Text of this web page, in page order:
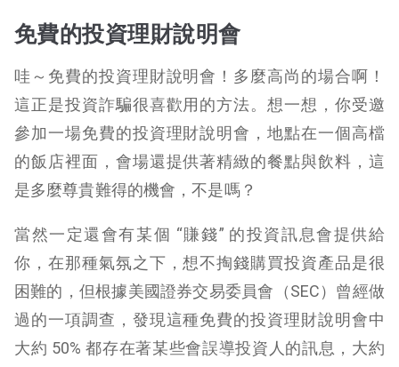
免費的投資理財說明會
哇～免費的投資理財說明會！多麼高尚的場合啊！
這正是投資詐騙很喜歡用的方法。想一想，你受邀
參加一場免費的投資理財說明會，地點在一個高檔
的飯店裡面，會場還提供著精緻的餐點與飲料，這
是多麼尊貴難得的機會，不是嗎？
當然一定還會有某個 “賺錢” 的投資訊息會提供給
你，在那種氣氛之下，想不掏錢購買投資產品是很
困難的，但根據美國證券交易委員會（SEC）曾經做
過的一項調查，發現這種免費的投資理財說明會中
大約 50% 都存在著某些會誤導投資人的訊息，大約